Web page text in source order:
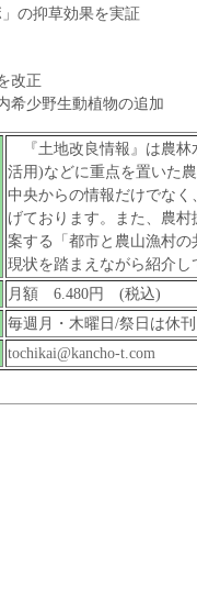
」の抑草効果を実証
改正
希少野生動植物の追加
『土地改良情報』は農林
活用)などに重点を置いた
中央からの情報だけでな
げております。また、農
案する「都市と農山漁村
現状を踏まえながら紹介し
月額 6.480円 (税込)
毎週月・木曜日/祭日は休刊
tochikai@kancho-t.com